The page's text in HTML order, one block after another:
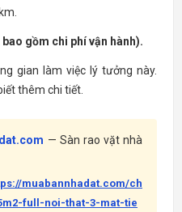
gồm chi phí vận hành).
gian làm việc lý tưởng này.
thêm chi tiết.
— Sàn rao vặt nhà
muabannhadat.com/ch
full-noi-that-3-mat-tie